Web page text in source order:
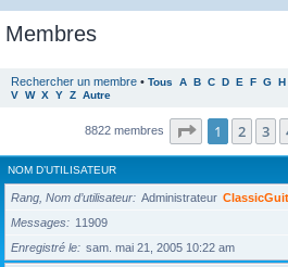
Membres
Rechercher un membre • Tous A B C D E F G H
V W X Y Z Autre
8822 membres Page 1sur
1 2 3
NOM D’UTILISATEUR
Rang, Nom d’utilisateur Administrateur
Messages
11909
Enregistré le
sam. mai 21, 2005 10:22 am